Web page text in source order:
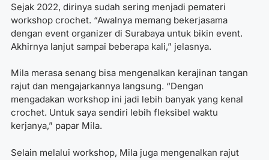
Sejak 2022, dirinya sudah sering menjadi pemateri
workshop crochet. “Awalnya memang bekerjasama
dengan event organizer di Surabaya untuk bikin event.
Akhirnya lanjut sampai beberapa kali,” jelasnya.
Mila merasa senang bisa mengenalkan kerajinan tangan
rajut dan mengajarkannya langsung. “Dengan
mengadakan workshop ini jadi lebih banyak yang kenal
crochet. Untuk saya sendiri lebih fleksibel waktu
kerjanya,” papar Mila.
Selain melalui workshop, Mila juga mengenalkan rajut